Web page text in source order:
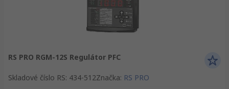
RS PRO RGM-12S Regulátor PFC
Skladové číslo RS: 434-512Značka: RS PRO